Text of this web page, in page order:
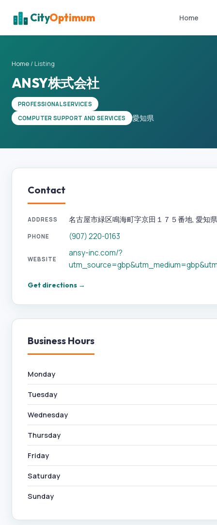
CityOptimum Home
Home / Listing
ANSY株式会社
PROFESSIONAL SERVICES
COMPUTER SUPPORT AND SERVICES
愛知県
Contact
ADDRESS 名古屋市緑区鳴海町字京田１７５番地, 愛知
PHONE (907) 220-0163
WEBSITE
ansy-inc.com/?
Get directions →
Business Hours
Monday
Tuesday
Wednesday
Thursday
Friday
Saturday
Sunday